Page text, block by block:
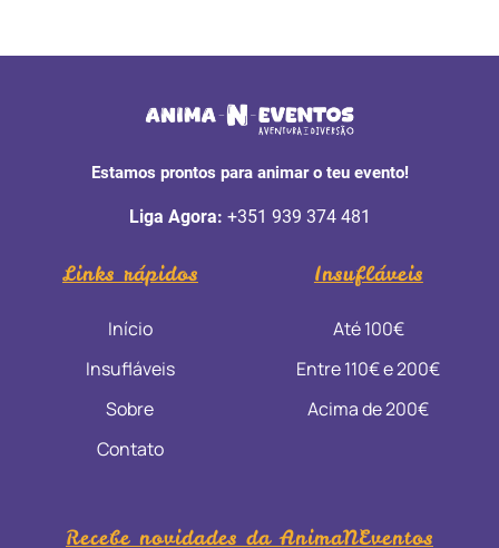
Estamos prontos para animar o teu evento!
Liga Agora: +351 939 374 481
Links rápidos
Início
Insufláveis
Sobre
Contato
Insufláveis
Até 100€
Entre 110€ e 200€
Acima de 200€
Recebe novidades da AnimaNEventos